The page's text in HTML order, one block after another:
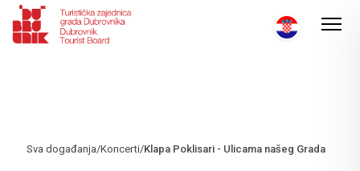
Sva događanja/Koncerti/Klapa Poklisari - Ulicama našeg Grada